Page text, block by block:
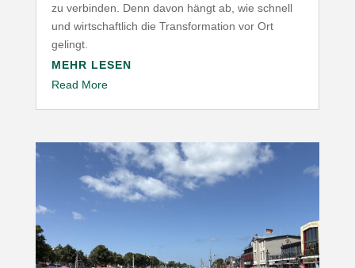
zu verbinden. Denn davon hängt ab, wie schnell
und wirt­schaftlich die Trans­for­mation vor Ort
gelingt.
MEHR LESEN
Read More